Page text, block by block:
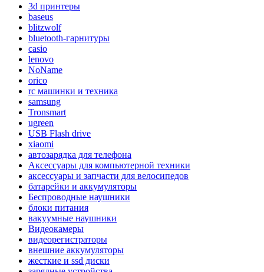
3d принтеры
baseus
blitzwolf
bluetooth-гарнитуры
casio
lenovo
NoName
orico
rc машинки и техника
samsung
Tronsmart
ugreen
USB Flash drive
xiaomi
автозарядка для телефона
Аксессуары для компьютерной техники
аксессуары и запчасти для велосипедов
батарейки и аккумуляторы
Беспроводные наушники
блоки питания
вакуумные наушники
Видеокамеры
видеорегистраторы
внешние аккумуляторы
жесткие и ssd диски